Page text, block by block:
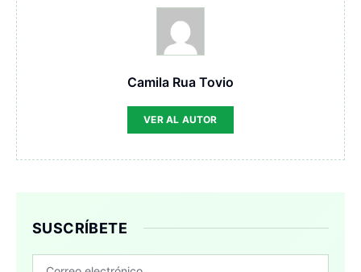
Camila Rua Tovio
VER AL AUTOR
SUSCRÍBETE